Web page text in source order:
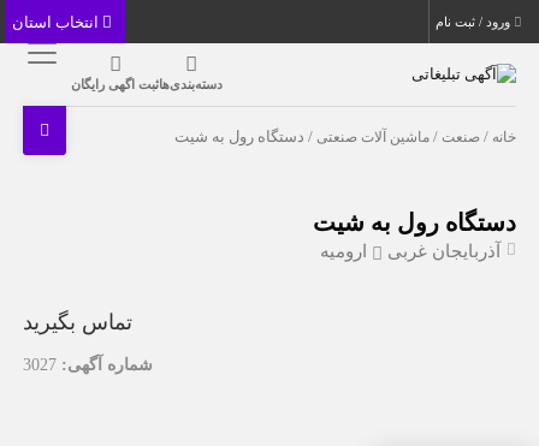
ورود / ثبت نام
دسته‌بندی‌هاثبت اگهی رایگان
خانه /صنعت /ماشین آلات صنعتی / دستگاه رول به شیت
دستگاه رول به شیت
آذربایجان غربی ارومیه
تماس بگیرید
شماره آگهی: 3027